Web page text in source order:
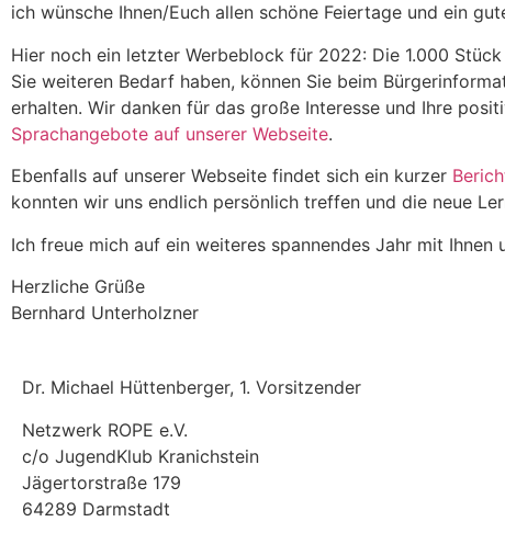
ich wünsche Ihnen/Euch allen schöne Feiertage und ein
Hier noch ein letzter Werbeblock für 2022: Die 1.000
Sie weiteren Bedarf haben, können Sie beim
erhalten. Wir danken für das große Interesse und Ihre
Sprachangebote auf unserer Webseite.
Ebenfalls auf unserer Webseite findet sich ein kurzer
konnten wir uns endlich persönlich treffen und die neue
Ich freue mich auf ein weiteres spannendes Jahr mit
Herzliche Grüße
Bernhard Unterholzner
Dr. Michael Hüttenberger, 1. Vorsitzender
Netzwerk ROPE e.V.
c/o JugendKlub Kranichstein
Jägertorstraße 179
64289 Darmstadt